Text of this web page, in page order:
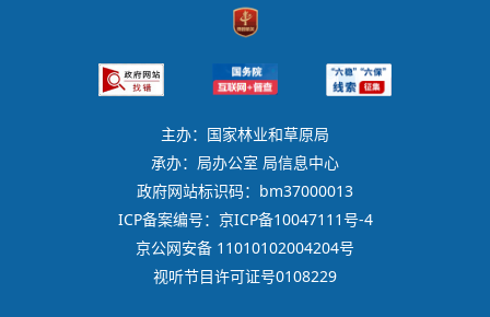
主办：国家林业和草原局
承办：局办公室 局信息中心
政府网站标识码：bm37000013
ICP备案编号：京ICP备10047111号-4
京公网安备 11010102004204号
视听节目许可证号0108229